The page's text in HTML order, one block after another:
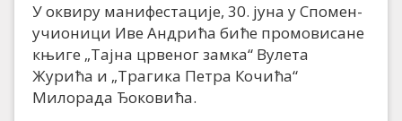
У оквиру манифестације, 30. јуна у Спомен-
учионици Иве Андрића биће промовисане
књиге „Тајна црвеног замка“ Вулета
Журића и „Трагика Петра Кочића“
Милорада Ђоковића.